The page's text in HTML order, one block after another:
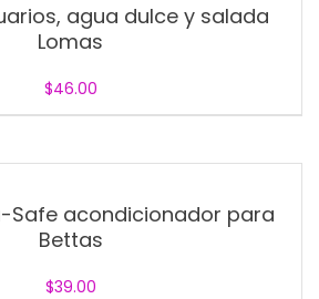
agua dulce y salada
Lomas
$46.00
Safe acondicionador para
Bettas
$39.00